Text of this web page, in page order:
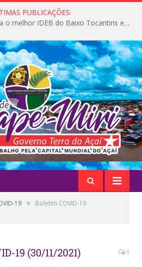
PUBLICAÇÕES:
Igarapé-Miri conquista o melhor IDEB do Baixo Tocantins e avança na qualidade da educação pública
19 »
Boletim COVID-19
19 (30/11/2021) 0